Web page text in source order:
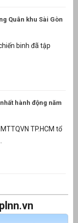
Quân khu Sài Gòn
binh đã tập
hành động năm
TP.HCM tổ